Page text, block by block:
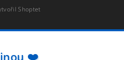
Shoptet
❤️